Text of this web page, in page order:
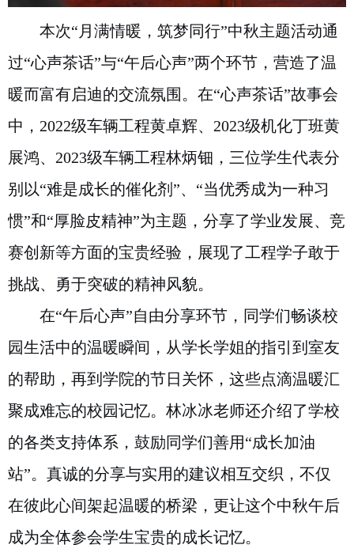
本次“月满情暖，筑梦同行”中秋主题活动通
过“心声茶话”与“午后心声”两个环节，营造了温
暖而富有启迪的交流氛围。在“心声茶话”故事会
中，2022级车辆工程黄卓辉、2023级机化丁班黄
展鸿、2023级车辆工程林炳钿，三位学生代表分
别以“难是成长的催化剂”、“当优秀成为一种习
惯”和“厚脸皮精神”为主题，分享了学业发展、竞
赛创新等方面的宝贵经验，展现了工程学子敢于
挑战、勇于突破的精神风貌。
在“午后心声”自由分享环节，同学们畅谈校
园生活中的温暖瞬间，从学长学姐的指引到室友
的帮助，再到学院的节日关怀，这些点滴温暖汇
聚成难忘的校园记忆。林冰冰老师还介绍了学校
的各类支持体系，鼓励同学们善用“成长加油
站”。真诚的分享与实用的建议相互交织，不仅
在彼此心间架起温暖的桥梁，更让这个中秋午后
成为全体参会学生宝贵的成长记忆。